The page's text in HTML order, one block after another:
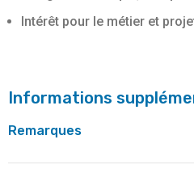
Intérêt pour le métier et
Informations
Remarques